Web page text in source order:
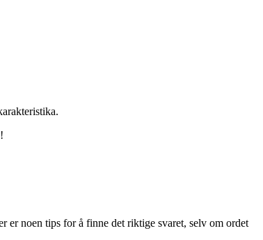
er noen tips for å finne det riktige svaret, selv om ordet